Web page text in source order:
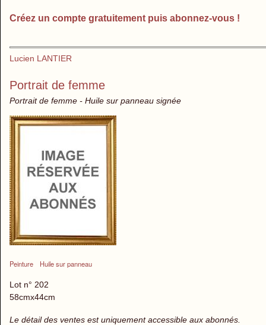
Créez un compte gratuitement puis abonnez-vous !
Lucien LANTIER
Portrait de femme
Portrait de femme - Huile sur panneau signée
Peinture Huile sur panneau
Lot n° 202
58cmx44cm
Le détail des ventes est uniquement accessible aux abonnés.